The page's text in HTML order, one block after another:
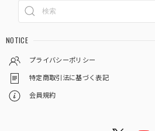
NOTICE
プライバシーポリシー
特定商取引法に基づく表記
会員規約